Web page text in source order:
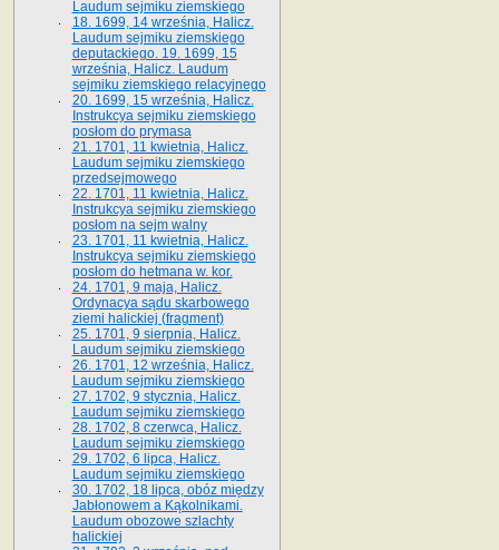
Laudum sejmiku ziemskiego
18. 1699, 14 września, Halicz.
Laudum sejmiku ziemskiego
deputackiego. 19. 1699, 15
września, Halicz. Laudum
sejmiku ziemskiego relacyjnego
20. 1699, 15 września, Halicz.
Instrukcya sejmiku ziemskiego
posłom do prymasa
21. 1701, 11 kwietnia, Halicz.
Laudum sejmiku ziemskiego
przedsejmowego
22. 1701, 11 kwietnia, Halicz.
Instrukcya sejmiku ziemskiego
posłom na sejm walny
23. 1701, 11 kwietnia, Halicz.
Instrukcya sejmiku ziemskiego
posłom do hetmana w. kor.
24. 1701, 9 maja, Halicz.
Ordynacya sądu skarbowego
ziemi halickiej (fragment)
25. 1701, 9 sierpnia, Halicz.
Laudum sejmiku ziemskiego
26. 1701, 12 września, Halicz.
Laudum sejmiku ziemskiego
27. 1702, 9 stycznia, Halicz.
Laudum sejmiku ziemskiego
28. 1702, 8 czerwca, Halicz.
Laudum sejmiku ziemskiego
29. 1702, 6 lipca, Halicz.
Laudum sejmiku ziemskiego
30. 1702, 18 lipca, obóz między
Jabłonowem a Kąkolnikami.
Laudum obozowe szlachty
halickiej